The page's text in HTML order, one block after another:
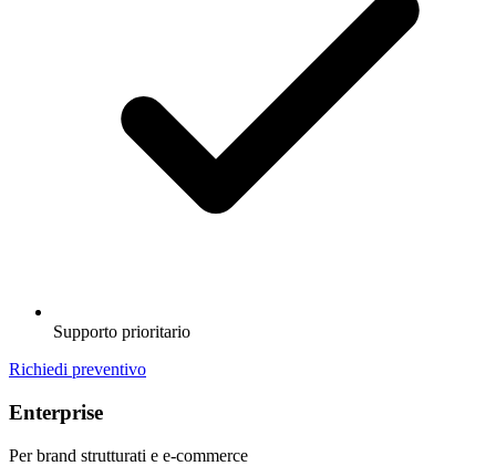
Supporto prioritario
Richiedi preventivo
Enterprise
Per brand strutturati e e-commerce